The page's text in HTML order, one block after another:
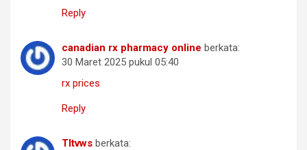
Reply
canadian rx pharmacy online berkata:
30 Maret 2025 pukul 05:40
rx prices
Reply
Tltvws berkata: